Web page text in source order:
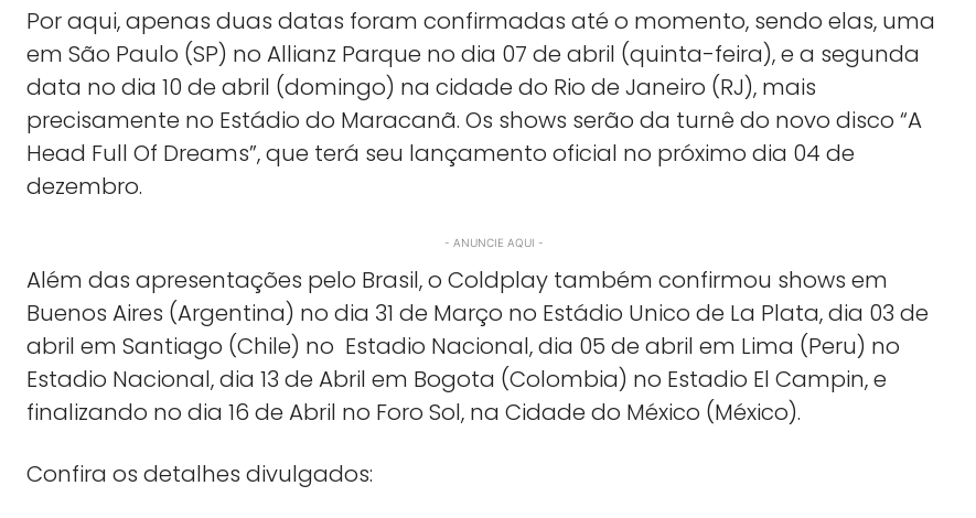
Por aqui, apenas duas datas foram confirmadas até o momento, sendo elas, uma
em São Paulo (SP) no Allianz Parque no dia 07 de abril (quinta-feira), e a segunda
data no dia 10 de abril (domingo) na cidade do Rio de Janeiro (RJ), mais
precisamente no Estádio do Maracanã. Os shows serão da turnê do novo disco “A
Head Full Of Dreams”, que terá seu lançamento oficial no próximo dia 04 de
dezembro.
- ANUNCIE AQUI -
Além das apresentações pelo Brasil, o Coldplay também confirmou shows em
Buenos Aires (Argentina) no dia 31 de Março no Estádio Unico de La Plata, dia 03 de
abril em Santiago (Chile) no Estadio Nacional, dia 05 de abril em Lima (Peru) no
Estadio Nacional, dia 13 de Abril em Bogota (Colombia) no Estadio El Campin, e
finalizando no dia 16 de Abril no Foro Sol, na Cidade do México (México).
Confira os detalhes divulgados: